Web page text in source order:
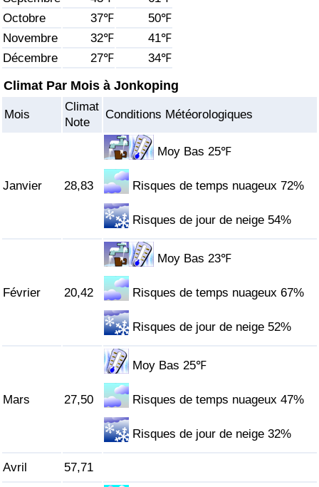
Octobre
37℉
50℉
Novembre
32℉
41℉
Décembre
27℉ 34℉
Climat Par Mois à Jonkoping
Mois
Climat
Note
Conditions Météorologiques
Janvier 28,83
Moy Bas 25℉
Risques de temps nuageux 72%
Risques de jour de neige 54%
Février 20,42
Moy Bas 23℉
Risques de temps nuageux 67%
Risques de jour de neige 52%
Mars 27,50
Moy Bas 25℉
Risques de temps nuageux 47%
Risques de jour de neige 32%
Avril 57,71
Soins de santé
Indice des soins de santé (Actuel)
Indice des soins de santé par Pays
Indice de Pollution (Actuel)
Indice de pollution
Indice de Pollution par Pays
Indice de Trafic (Actuel)
Indice de Trafic par Pays